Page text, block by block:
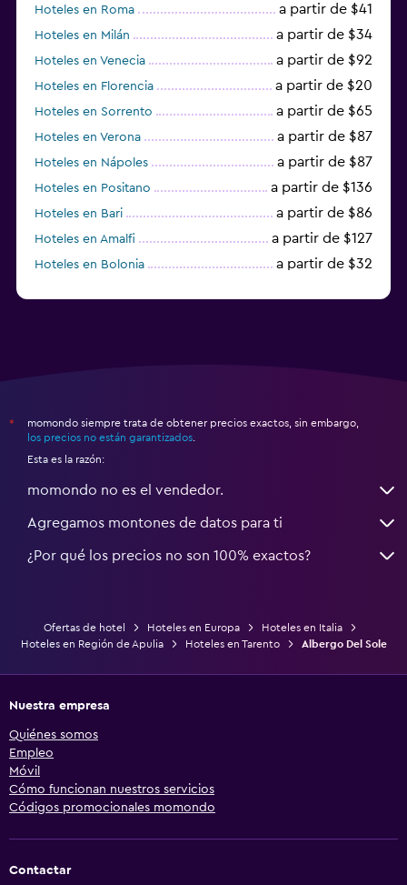
Hoteles en Roma a partir de $41
Hoteles en Milán a partir de $34
Hoteles en Venecia a partir de $92
Hoteles en Florencia a partir de $20
Hoteles en Sorrento a partir de $65
Hoteles en Verona a partir de $87
Hoteles en Nápoles a partir de $87
Hoteles en Positano a partir de $136
Hoteles en Bari a partir de $86
Hoteles en Amalfi a partir de $127
Hoteles en Bolonia a partir de $32
*
momondo siempre trata de obtener precios exactos, sin embargo,
los precios no están garantizados
Esta es la razón:
momondo no es el vendedor.
Agregamos montones de datos para ti
¿Por qué los precios no son 100% exactos?
Ofertas de hotel Hoteles en Europa
Hoteles en Italia
Hoteles en Región de Apulia
Hoteles en Tarento Albergo Del Sole
Nuestra empresa
Quiénes somos
Empleo
Móvil
Cómo funcionan nuestros servicios
Códigos promocionales momondo
Contactar